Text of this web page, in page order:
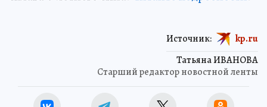
Татьяна ИВАНОВА
Старший редактор новостной ленты
Источник: kp.ru